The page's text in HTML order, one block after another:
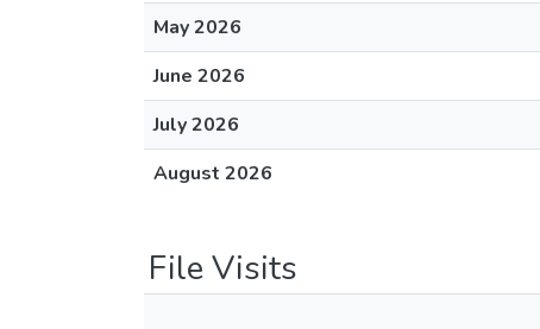
May 2026
June 2026
July 2026
August 2026
File Visits